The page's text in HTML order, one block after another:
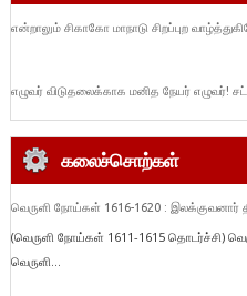
என்றாலும் சிகாகோ மாநாடு சிறப்புற
எழுவர் விடுதலைக்காக மனித நேயர் எழுவர்!
கலைச்சொற்கள்
வெருளி நோய்கள் 1616-1620 : இலக்குவனார்
(வெருளி நோய்கள் 1611-1615 தொடர்ச்சி)
வெருளி...